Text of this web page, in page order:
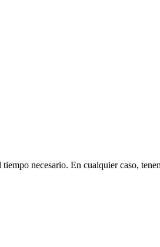
necesario. En cualquier caso,